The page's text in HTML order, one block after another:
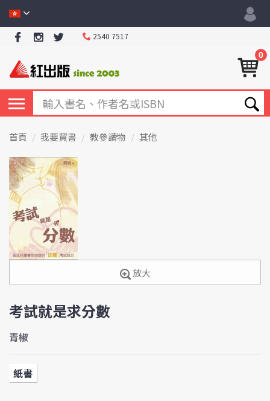
2540 7517
0
首頁 我要買書 教參讀物 其他
放大
考試就是求分數
青椒
紙書